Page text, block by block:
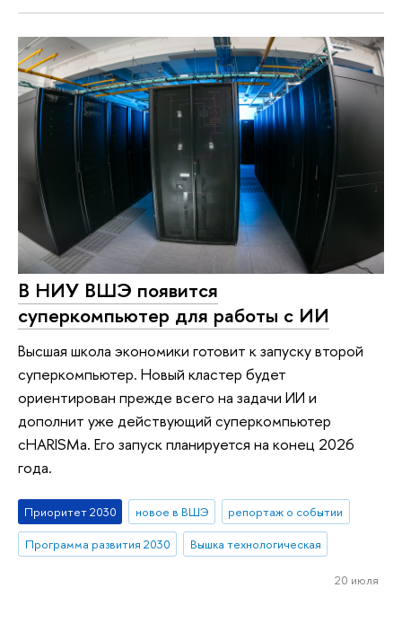
В НИУ ВШЭ появится
суперкомпьютер для работы с ИИ
Высшая школа экономики готовит к запуску второй
суперкомпьютер. Новый кластер будет
ориентирован прежде всего на задачи ИИ и
дополнит уже действующий суперкомпьютер
cHARISMa. Его запуск планируется на конец 2026
года.
Приоритет 2030 новое в ВШЭ
репортаж о событии
Программа развития 2030
Вышка технологическая
20 июля